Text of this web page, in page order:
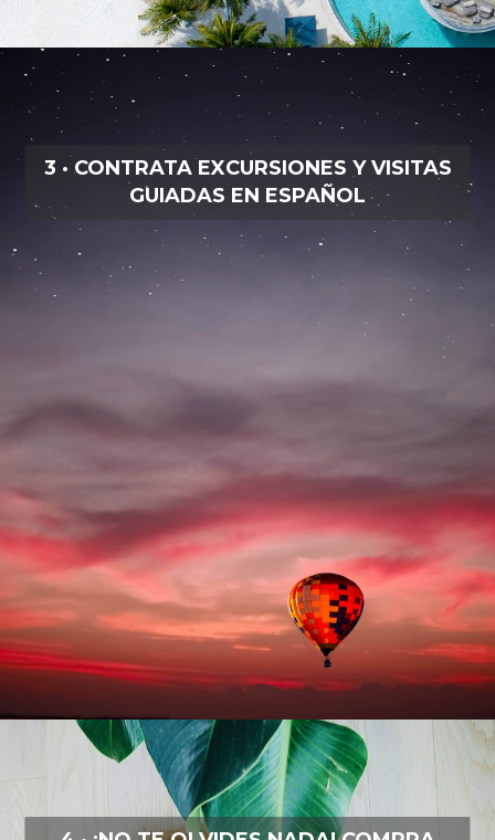
3 · CONTRATA EXCURSIONES Y VISITAS
GUIADAS EN ESPAÑOL